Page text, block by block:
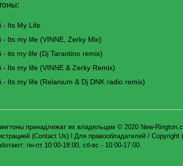
- Its My Life
- Its my life (VINNE, Zerky Mix)
- its my life (Dj Tarantino remix)
- Its my life (VINNE & Zerky Remix)
- Its my life (Relanium & Dj DNK radio remix)
принадлежат их владельцам © 2020 New-
(Contact Us)ǀ Для правообладателей / Copyright
пн-пт 10:00-18:00, сб-вс - 10:00-17:00.